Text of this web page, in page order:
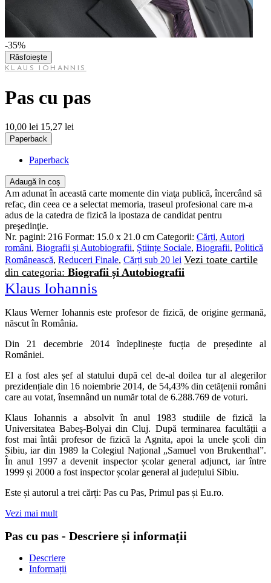
-35%
Răsfoiește
KLAUS IOHANNIS
Pas cu pas
10,00 lei 15,27 lei
Paperback
Paperback
Adaugă în coș
Am adunat în această carte momente din viaţa publică, încercând să
refac, din ceea ce a selectat memoria, traseul profesional care m-a
adus de la catedra de fizică la ipostaza de candidat pentru
preşedinţie.
Nr. pagini: 216 Format: 15.0 x 21.0 cm Categorii: Cărți, Autori
români, Biografii și Autobiografii, Științe Sociale, Biografii, Politică
Românească, Reduceri Finale, Cărți sub 20 lei Vezi toate cartile
din categoria: Biografii și Autobiografii
Klaus Iohannis
Klaus Werner Iohannis este profesor de fizică, de origine germană,
născut în România.
Din 21 decembrie 2014 îndeplinește fucția de președinte al
României.
El a fost ales șef al statului după cel de-al doilea tur al alegerilor
prezidențiale din 16 noiembrie 2014, de 54,43% din cetățenii români
care au votat, însemnând un număr total de 6.288.769 de voturi.
Klaus Iohannis a absolvit în anul 1983 studiile de fizică la
Universitatea Babeș-Bolyai din Cluj. După terminarea facultății a
fost mai întâi profesor de fizică la Agnita, apoi la unele școli din
Sibiu, iar din 1989 la Colegiul Național „Samuel von Brukenthal”.
În anul 1997 a devenit inspector școlar general adjunct, iar între
1999 și 2000 a fost inspector școlar general al județului Sibiu.
Este și autorul a trei cărți: Pas cu Pas, Primul pas și Eu.ro.
Vezi mai mult
Pas cu pas - Descriere și informații
Descriere
Informații